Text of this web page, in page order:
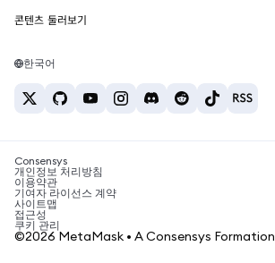
웹3 서비스
고객 지원
채용
테더 가격
USDT를 INR로 환전
BTC를 INR로 환전
ETH를 USDT로 환전
ETH 매수
USDT 매수
SHIB 매수
BNB 매수
콘텐츠 둘러보기
솔라나 지갑
암호화폐 세금 뉴스
암호화폐 매수 방법
비트코인 매도 방법
한국어
Consensys
개인정보 처리방침
이용약관
기여자 라이선스 계약
사이트맵
접근성
쿠키 관리
©2026 MetaMask • A Consensys Formation